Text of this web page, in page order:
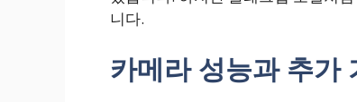
니다.
카메라 성능과 추가